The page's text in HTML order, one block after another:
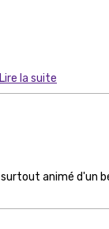
Lire la suite
animé d'un